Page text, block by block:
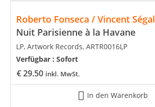
Roberto Fonseca / Vincent Ségal
Nuit Parisienne à la Havane
€29.50 inkl. MwSt.
LP, Artwork Records, ARTR0016LP
Verfügbar : Sofort
In den Warenkorb